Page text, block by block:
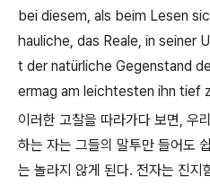
bei diesem, als beim Lesen
hauliche, das Reale, in seiner
t der natürliche Gegenstand
ermag am leichtesten ihn tief
이러한 고찰을 따라가다 보면, 우
하는 자는 그들의 말투만 들어도
는 놀라지 않게 된다. 전자는 진지